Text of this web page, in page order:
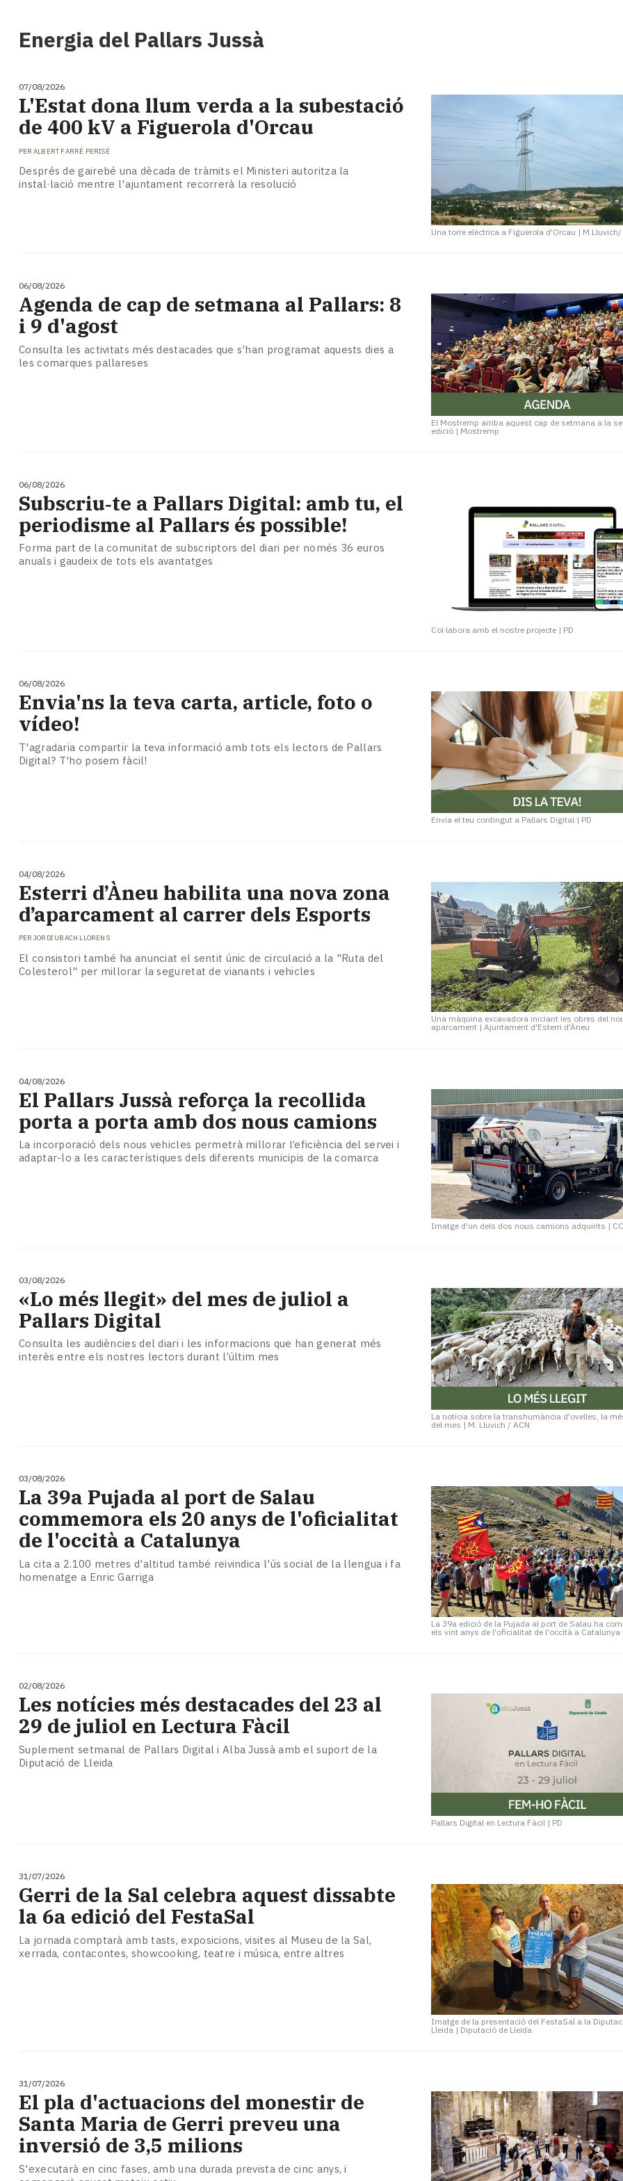
Cultura
tant!
TV
i
mitjans
El
temps
Reportatges
la
teva!
Subscriptors
La
newsletter
del
Energia del Pallars Jussà
07/08/2026
Una torre elèctrica a Figuerola d'Orcau | M.Lluvich/
L'Estat dona llum verda a la subestació
de 400 kV a Figuerola d'Orcau
PER ALBERT FARRÉ PERISÉ
Després de gairebé una dècada de tràmits el Ministeri autoritza la
instal·lació mentre l'ajuntament recorrerà la resolució
06/08/2026
El Mostremp arriba aquest cap de setmana a la
edició | Mostremp
Agenda de cap de setmana al Pallars: 8
i 9 d'agost
Consulta les activitats més destacades que s'han programat aquests dies a
les comarques pallareses
06/08/2026
Col·labora amb el nostre projecte | PD
Subscriu‑te a Pallars Digital: amb tu, el
periodisme al Pallars és possible!
Forma part de la comunitat de subscriptors del diari per només 36 euros
anuals i gaudeix de tots els avantatges
06/08/2026
Envia el teu contingut a Pallars Digital | PD
Envia'ns la teva carta, article, foto o
vídeo!
T'agradaria compartir la teva informació amb tots els lectors de Pallars
Digital? T'ho posem fàcil!
04/08/2026
Una màquina excavadora iniciant les obres del
aparcament |Ajuntament d'Esterri d'Àneu
​Esterri d’Àneu habilita una nova zona
d’aparcament al carrer dels Esports
PER JORDI UBACH LLORENS
El consistori també ha anunciat el sentit únic de circulació a la "Ruta del
Colesterol" per millorar la seguretat de vianants i vehicles
04/08/2026
Imatge d'un dels dos nous camions adquirits |
El Pallars Jussà reforça la recollida
porta a porta amb dos nous camions
La incorporació dels nous vehicles permetrà millorar l’eficiència del servei i
adaptar-lo a les característiques dels diferents municipis de la comarca
03/08/2026
La notícia sobre la transhumància d'ovelles, la
del mes | M. Lluvich / ACN
«Lo més llegit» del mes de juliol a
Pallars Digital
Consulta les audiències del diari i les informacions que han generat més
interès entre els nostres lectors durant l’últim mes
03/08/2026
La 39a edició de la Pujada al port de Salau ha
els vint anys de l'oficialitat de l'occità a Catalunya
​La 39a Pujada al port de Salau
commemora els 20 anys de l'oficialitat
de l'occità a Catalunya
La cita a 2.100 metres d'altitud també reivindica l'ús social de la llengua i fa
homenatge a Enric Garriga
02/08/2026
Pallars Digital en Lectura Fàcil | PD
Les notícies més destacades del 23 al
29 de juliol en Lectura Fàcil
Suplement setmanal de Pallars Digital i Alba Jussà amb el suport de la
Diputació de Lleida
31/07/2026
Imatge de la presentació del FestaSal a la
Lleida | Diputació de Lleida
Gerri de la Sal celebra aquest dissabte
la 6a edició del FestaSal
La jornada comptarà amb tasts, exposicions, visites al Museu de la Sal,
xerrada, contacontes, showcooking, teatre i música, entre altres
31/07/2026
El pla d'actuacions del monestir de
Santa Maria de Gerri preveu una
inversió de 3,5 milions
S'executarà en cinc fases, amb una durada prevista de cinc anys, i